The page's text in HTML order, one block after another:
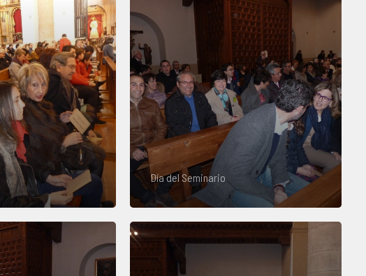
Día del Seminario